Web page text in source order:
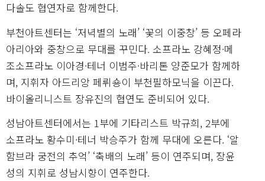
다솔도 협연자로 함께한다.
부천아트센터는 ‘저녁별의 노래’ ‘꽃의 이중창’ 등 오페라
아리아와 중창으로 무대를 꾸민다. 소프라노 강혜정·메
조소프라노 이아경·테너 이범주·바리톤 양준모가 함께하
며, 지휘자 아드리앙 페뤼숑이 부천필하모닉을 이끈다.
바이올리니스트 장유진의 협연도 준비되어 있다.
성남아트센터에서는 1부에 기타리스트 박규희, 2부에
소프라노 황수미·테너 박승주가 함께 무대에 오른다. ‘알
함브라 궁전의 추억’ ‘축배의 노래’ 등이 연주되며, 장윤
성의 지휘로 성남시향이 연주한다.